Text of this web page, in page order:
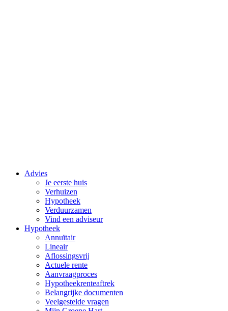
Advies
Je eerste huis
Verhuizen
Hypotheek
Verduurzamen
Vind een adviseur
Hypotheek
Annuïtair
Lineair
Aflossingsvrij
Actuele rente
Aanvraagproces
Hypotheekrenteaftrek
Belangrijke documenten
Veelgestelde vragen